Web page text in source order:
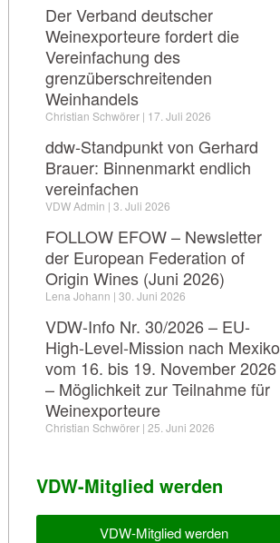
Der Verband deutscher
Weinexporteure fordert die
Vereinfachung des
grenzüberschreitenden
Weinhandels
Christian Schwörer 17. Juli 2026
ddw-Standpunkt von Gerhard
Brauer: Binnenmarkt endlich
vereinfachen
VDW Admin 3. Juli 2026
FOLLOW EFOW – Newsletter
der European Federation of
Origin Wines (Juni 2026)
Lena Johann 30. Juni 2026
VDW-Info Nr. 30/2026 – EU-
High-Level-Mission nach Mexiko
vom 16. bis 19. November 2026
– Möglichkeit zur Teilnahme für
Weinexporteure
Christian Schwörer 25. Juni 2026
VDW-Mitglied werden
VDW-Mitglied werden